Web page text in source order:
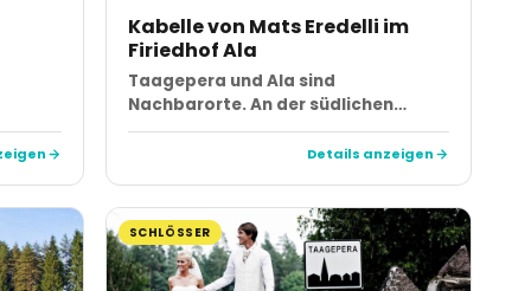
Kabelle von Mats Eredelli im
Firiedhof Ala
Taagepera und Ala sind
Nachbarorte. An der südlichen…
Details anzeigen
SCHLÖSSER